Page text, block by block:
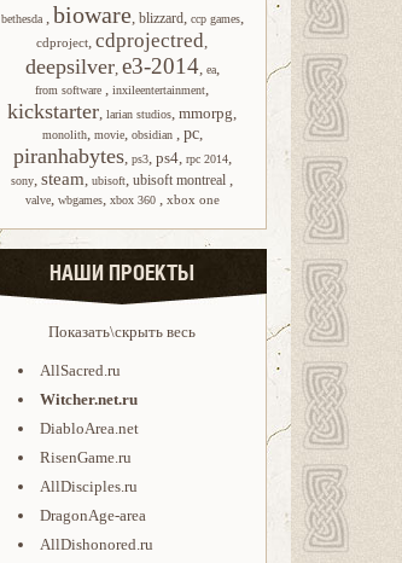
bethesda , bioware, blizzard, ccp games,
cdproject, cdprojectred,
deepsilver, e3-2014, ea,
from software , inxileentertainment,
kickstarter, larian studios, mmorpg,
monolith, movie, obsidian , pc,
piranhabytes, ps3, ps4, rpc 2014,
sony, steam, ubisoft, ubisoft montreal ,
valve, wbgames, xbox 360 , xbox one
НАШИ ПРОЕКТЫ
Показать\скрыть весь
AllSacred.ru
Witcher.net.ru
DiabloArea.net
RisenGame.ru
AllDisciples.ru
DragonAge-area
AllDishonored.ru